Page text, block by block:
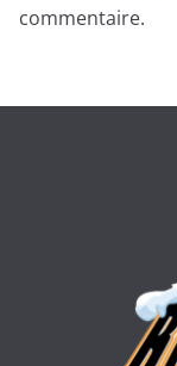
commentaire.